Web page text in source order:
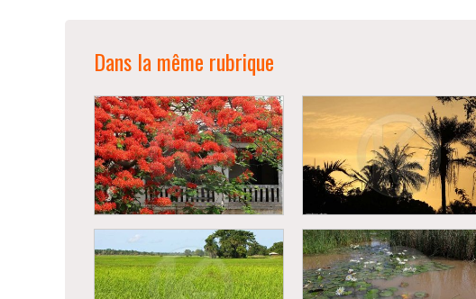
Dans la même rubrique